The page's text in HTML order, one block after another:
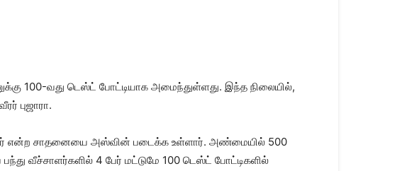
100-வது டெஸ்ட் போட்டியாக அமைந்துள்ளது. இந்த நிலையில்,
புஜாரா.
வீரர் என்ற சாதனையை அஸ்வின் படைக்க உள்ளார். அண்மையில் 500
வீச்சாளர்களில் 4 பேர் மட்டுமே 100 டெஸ்ட் போட்டிகளில்